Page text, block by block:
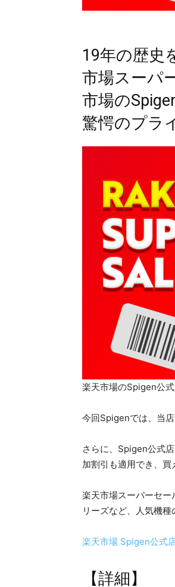
19年の歴史
市場スーパ
市場の
驚愕のプラ
楽天市場のSpigen公
今回Spigenでは、当店
さらに、Spigen公式
加割引も適用でき、買
楽天市場スーパーセ
リーズなど、人気機種
楽天市場 Spigen公式
【詳細】